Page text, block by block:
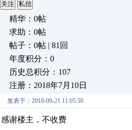
关注 私信
精华：0帖
求助：0帖
帖子：0帖 | 81回
年度积分：0
历史总积分：107
注册：2018年7月10日
发表于：2018-09-21 11:05:50
感谢楼主，不收费